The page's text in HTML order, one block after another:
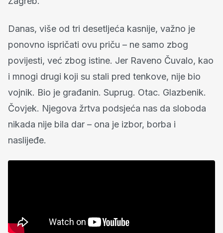
Danas, više od tri desetljeća kasnije, važno je
ponovno ispričati ovu priču – ne samo zbog
povijesti, već zbog istine. Jer Raveno Čuvalo, kao
i mnogi drugi koji su stali pred tenkove, nije bio
vojnik. Bio je građanin. Suprug. Otac. Glazbenik.
Čovjek. Njegova žrtva podsjeća nas da sloboda
nikada nije bila dar – ona je izbor, borba i
naslijeđe.